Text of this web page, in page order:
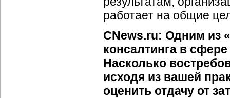
работает на общие
CNews.ru: Одним из
консалтинга в
Насколько
исходя из вашей
оценить отдачу от